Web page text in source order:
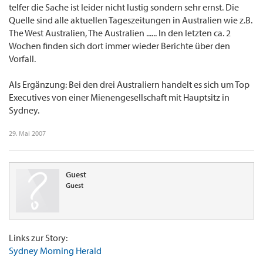
telfer die Sache ist leider nicht lustig sondern sehr ernst. Die
Quelle sind alle aktuellen Tageszeitungen in Australien wie z.B.
The West Australien, The Australien ...... In den letzten ca. 2
Wochen finden sich dort immer wieder Berichte über den
Vorfall.
Als Ergänzung: Bei den drei Australiern handelt es sich um Top
Executives von einer Mienengesellschaft mit Hauptsitz in
Sydney.
29. Mai 2007
Guest
Guest
Links zur Story:
Sydney Morning Herald